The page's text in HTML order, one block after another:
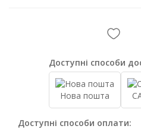
Доступні способи
Нова пошта
Доступні способи оплати: